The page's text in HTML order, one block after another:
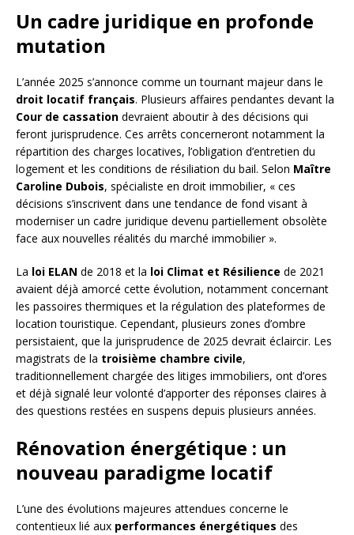
Un cadre juridique en profonde
mutation
L’année 2025 s’annonce comme un tournant majeur dans le
droit locatif français. Plusieurs affaires pendantes devant la
Cour de cassation devraient aboutir à des décisions qui
feront jurisprudence. Ces arrêts concerneront notamment la
répartition des charges locatives, l’obligation d’entretien du
logement et les conditions de résiliation du bail. Selon Maître
Caroline Dubois, spécialiste en droit immobilier, « ces
décisions s’inscrivent dans une tendance de fond visant à
moderniser un cadre juridique devenu partiellement obsolète
face aux nouvelles réalités du marché immobilier ».
La loi ELAN de 2018 et la loi Climat et Résilience de 2021
avaient déjà amorcé cette évolution, notamment concernant
les passoires thermiques et la régulation des plateformes de
location touristique. Cependant, plusieurs zones d’ombre
persistaient, que la jurisprudence de 2025 devrait éclaircir. Les
magistrats de la troisième chambre civile,
traditionnellement chargée des litiges immobiliers, ont d’ores
et déjà signalé leur volonté d’apporter des réponses claires à
des questions restées en suspens depuis plusieurs années.
Rénovation énergétique : un
nouveau paradigme locatif
L’une des évolutions majeures attendues concerne le
contentieux lié aux performances énergétiques des